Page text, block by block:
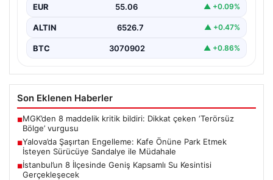
EUR 55.06 ▲ +0.09%
ALTIN 6526.7 ▲ +0.47%
BTC 3070902 ▲ +0.86%
Son Eklenen Haberler
■MGK’den 8 maddelik kritik bildiri: Dikkat çeken ‘Terörsüz
Bölge’ vurgusu
■Yalova’da Şaşırtan Engelleme: Kafe Önüne Park Etmek
İsteyen Sürücüye Sandalye ile Müdahale
■İstanbul’un 8 İlçesinde Geniş Kapsamlı Su Kesintisi
Gerçekleşecek